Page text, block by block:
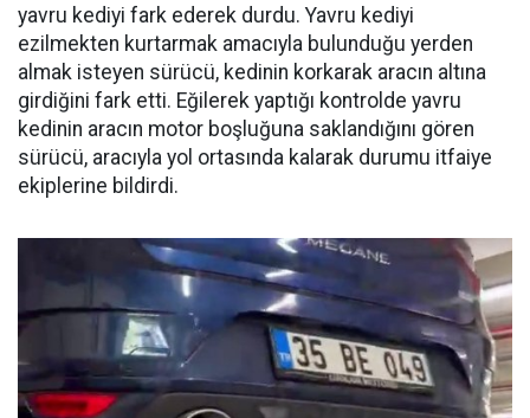
yavru kediyi fark ederek durdu. Yavru kediyi
ezilmekten kurtarmak amacıyla bulunduğu yerden
almak isteyen sürücü, kedinin korkarak aracın altına
girdiğini fark etti. Eğilerek yaptığı kontrolde yavru
kedinin aracın motor boşluğuna saklandığını gören
sürücü, aracıyla yol ortasında kalarak durumu itfaiye
ekiplerine bildirdi.